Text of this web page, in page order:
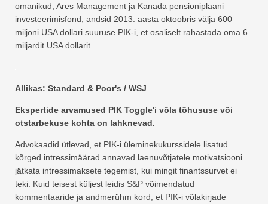
omanikud, Ares Management ja Kanada pensioniplaani
investeerimisfond, andsid 2013. aasta oktoobris välja 600
miljoni USA dollari suuruse PIK-i, et osaliselt rahastada oma 6
miljardit USA dollarit.
Allikas: Standard & Poor's / WSJ
Ekspertide arvamused PIK Toggle'i võla tõhususe või
otstarbekuse kohta on lahknevad.
Advokaadid ütlevad, et PIK-i üleminekukurssidele lisatud
kõrged intressimäärad annavad laenuvõtjatele motivatsiooni
jätkata intressimaksete tegemist, kui mingit finantssurvet ei
teki. Kuid teisest küljest leidis S&P võimendatud
kommentaaride ja andmerühm kord, et PIK-i võlakirjade